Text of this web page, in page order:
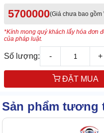
5700000(Giá chưa bao gồm
*Kính mong quý khách lấy hóa đơn
của pháp luật.
Số lượng: - +
ĐẶT MUA
Sản phẩm tương